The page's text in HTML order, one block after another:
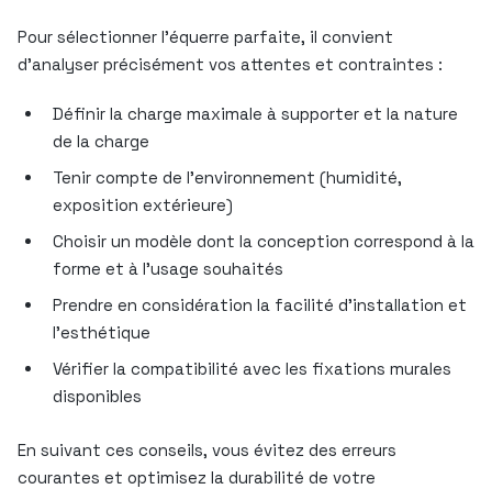
Pour sélectionner l’équerre parfaite, il convient
d’analyser précisément vos attentes et contraintes :
Définir la charge maximale à supporter et la nature
de la charge
Tenir compte de l’environnement (humidité,
exposition extérieure)
Choisir un modèle dont la conception correspond à la
forme et à l’usage souhaités
Prendre en considération la facilité d’installation et
l’esthétique
Vérifier la compatibilité avec les fixations murales
disponibles
En suivant ces conseils, vous évitez des erreurs
courantes et optimisez la durabilité de votre